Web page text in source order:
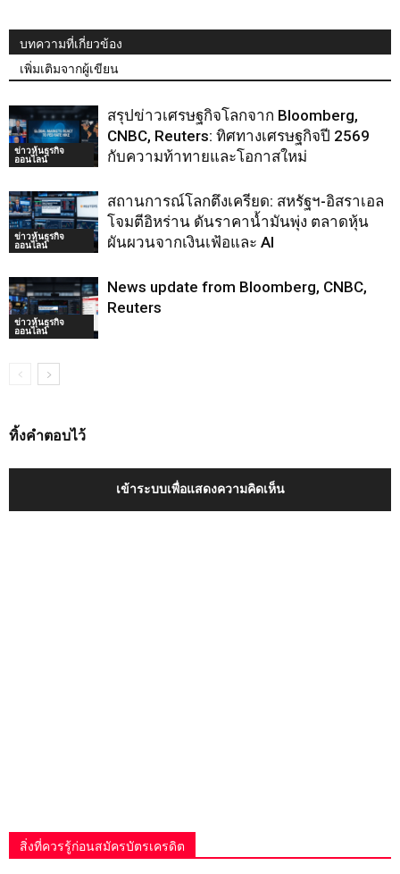
บทความที่เกี่ยวข้อง
เพิ่มเติมจากผู้เขียน
ข่าวหุ้นธุรกิจ
ออนไลน์
สรุปข่าวเศรษฐกิจโลกจาก Bloomberg,
CNBC, Reuters: ทิศทางเศรษฐกิจปี 2569
กับความท้าทายและโอกาสใหม่
ข่าวหุ้นธุรกิจ
ออนไลน์
สถานการณ์โลกตึงเครียด: สหรัฐฯ-อิสราเอล
โจมตีอิหร่าน ดันราคาน้ำมันพุ่ง ตลาดหุ้น
ผันผวนจากเงินเฟ้อและ AI
ข่าวหุ้นธุรกิจ
ออนไลน์
News update from Bloomberg, CNBC,
Reuters
ทิ้งคำตอบไว้
เข้าระบบเพื่อแสดงความคิดเห็น
สิ่งที่ควรรู้ก่อนสมัครบัตรเครดิต